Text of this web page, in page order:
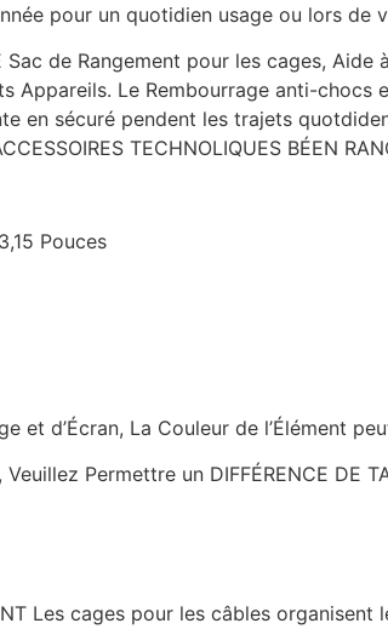
pour un quotidien usage ou lors
de Rangement pour les cages,
Appareils. Le Rembourrage anti-
en sécuré pendent les trajets
TECHNOLIQUES BÉEN
Pouces
et d’Écran, La Couleur de l’Élément
Permettre un DIFFÉRENCE DE
Les cages pour les câbles